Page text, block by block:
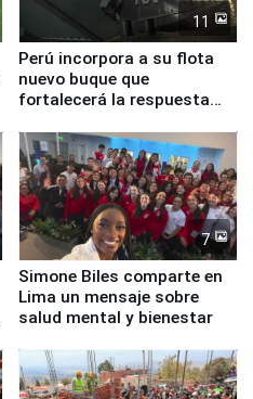
11
Perú incorpora a su flota
nuevo buque que
fortalecerá la respuesta
7
Simone Biles comparte en
Lima un mensaje sobre
salud mental y bienestar